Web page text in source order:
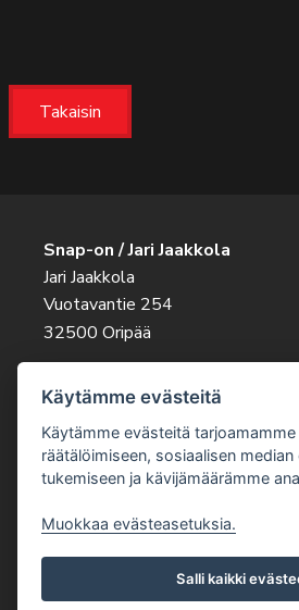
Takaisin
Snap-on / Jari Jaakkola
Jari Jaakkola
Vuotavantie 254
32500 Oripää
045 263 9343
jari.jaakkola@snapon.fi
Käytämme evästeitä
Käytämme evästeitä
räätälöimiseen, sosiaalisen
tukemiseen ja kävijämäärämme
Muokkaa evästeasetuksia.
Salli kaikki